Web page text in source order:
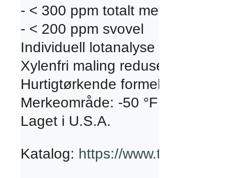
- < 300 ppm totalt metall med
- < 200 ppm svovel
Individuell lotanalyse og
Xylenfri maling reduserer
Hurtigtørkende formel
Merkeområde: -50 °F til 150 °F
Laget i U.S.A.
Katalog: https://